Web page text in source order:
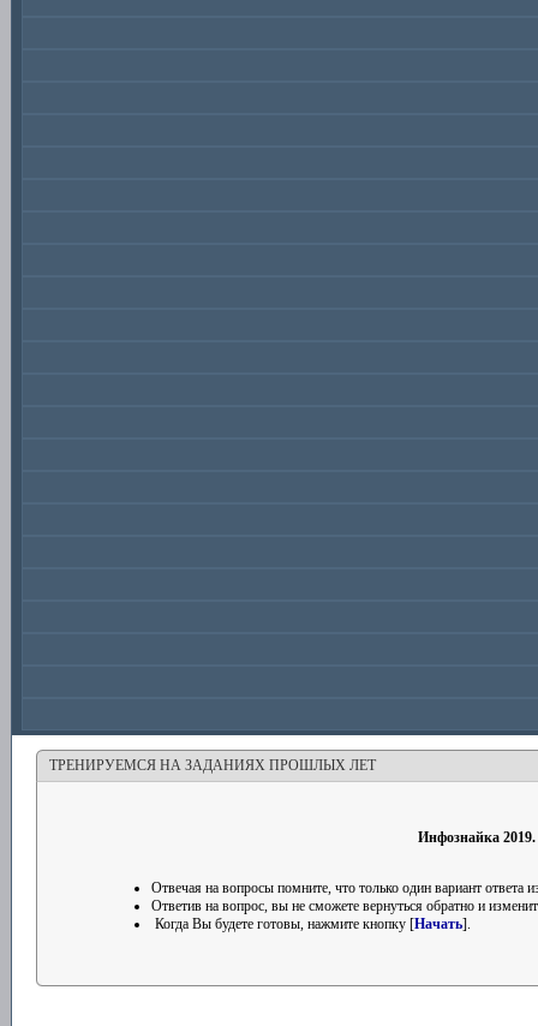
ТРЕНИРУЕМСЯ НА ЗАДАНИЯХ ПРОШЛЫХ ЛЕТ
Инфознайка
Отвечая на вопросы помните, что только один вариант ответа
Ответив на вопрос, вы не сможете вернуться обратно и
Когда Вы будете готовы, нажмите кнопку [Начать].